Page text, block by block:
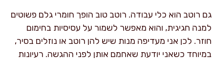
גם רוטב הוא כלי עבודה. רוטב טוב הופך חומרי גלם פשוטים
למנה חגיגית, והוא מאפשר לשמור על עסיסיות בחימום
חוזר. לכן אני מעדיפה מנות שיש להן רוטב או נוזלים בסיר,
במיוחד כשאני יודעת שאחמם אותן לפני ההגשה. רעיונות